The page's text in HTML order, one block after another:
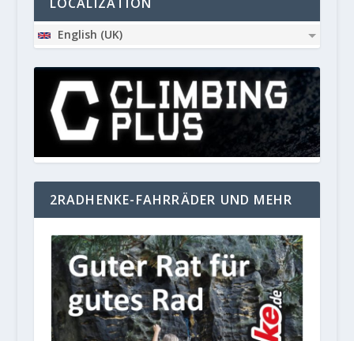
English (UK)
2RADHENKE-FAHRRÄDER UND MEHR